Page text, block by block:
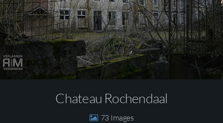
Chateau Rochendaal
73